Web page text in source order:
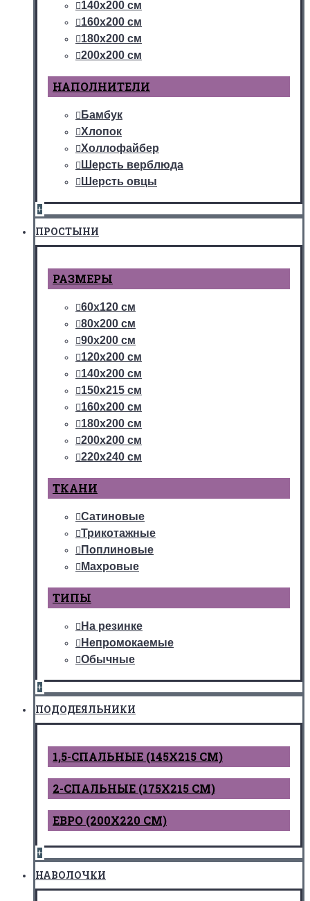
140х200 см
160х200 см
180х200 см
200х200 см
НАПОЛНИТЕЛИ
Бамбук
Хлопок
Холлофайбер
Шерсть верблюда
Шерсть овцы
+
ПРОСТЫНИ
РАЗМЕРЫ
60х120 см
80х200 см
90х200 см
120х200 см
140х200 см
150х215 см
160х200 см
180х200 см
200х200 см
220х240 см
ТКАНИ
Сатиновые
Трикотажные
Поплиновые
Махровые
ТИПЫ
На резинке
Непромокаемые
Обычные
+
ПОДОДЕЯЛЬНИКИ
1,5-СПАЛЬНЫЕ (145Х215 СМ)
2-СПАЛЬНЫЕ (175Х215 СМ)
ЕВРО (200Х220 СМ)
+
НАВОЛОЧКИ